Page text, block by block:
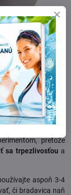
olej. Aj keď sa
sa zväčšovala do
svoje pôsobenie
dalo pozorovaťprvé
zväčšovaťa začala
pretože
sa trpezlivosťou a
aspoň 3-4
či bradavica naň